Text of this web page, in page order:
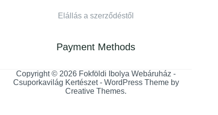
Elállás a szerződéstől
Payment Methods
Copyright © 2026 Fokföldi Ibolya Webáruház -
Csuporkavilág Kertészet - WordPress Theme by
Creative Themes.